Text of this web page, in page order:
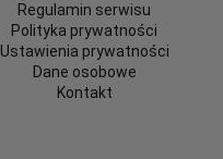
Regulamin serwisu
Polityka prywatności
Ustawienia prywatności
Dane osobowe
Kontakt